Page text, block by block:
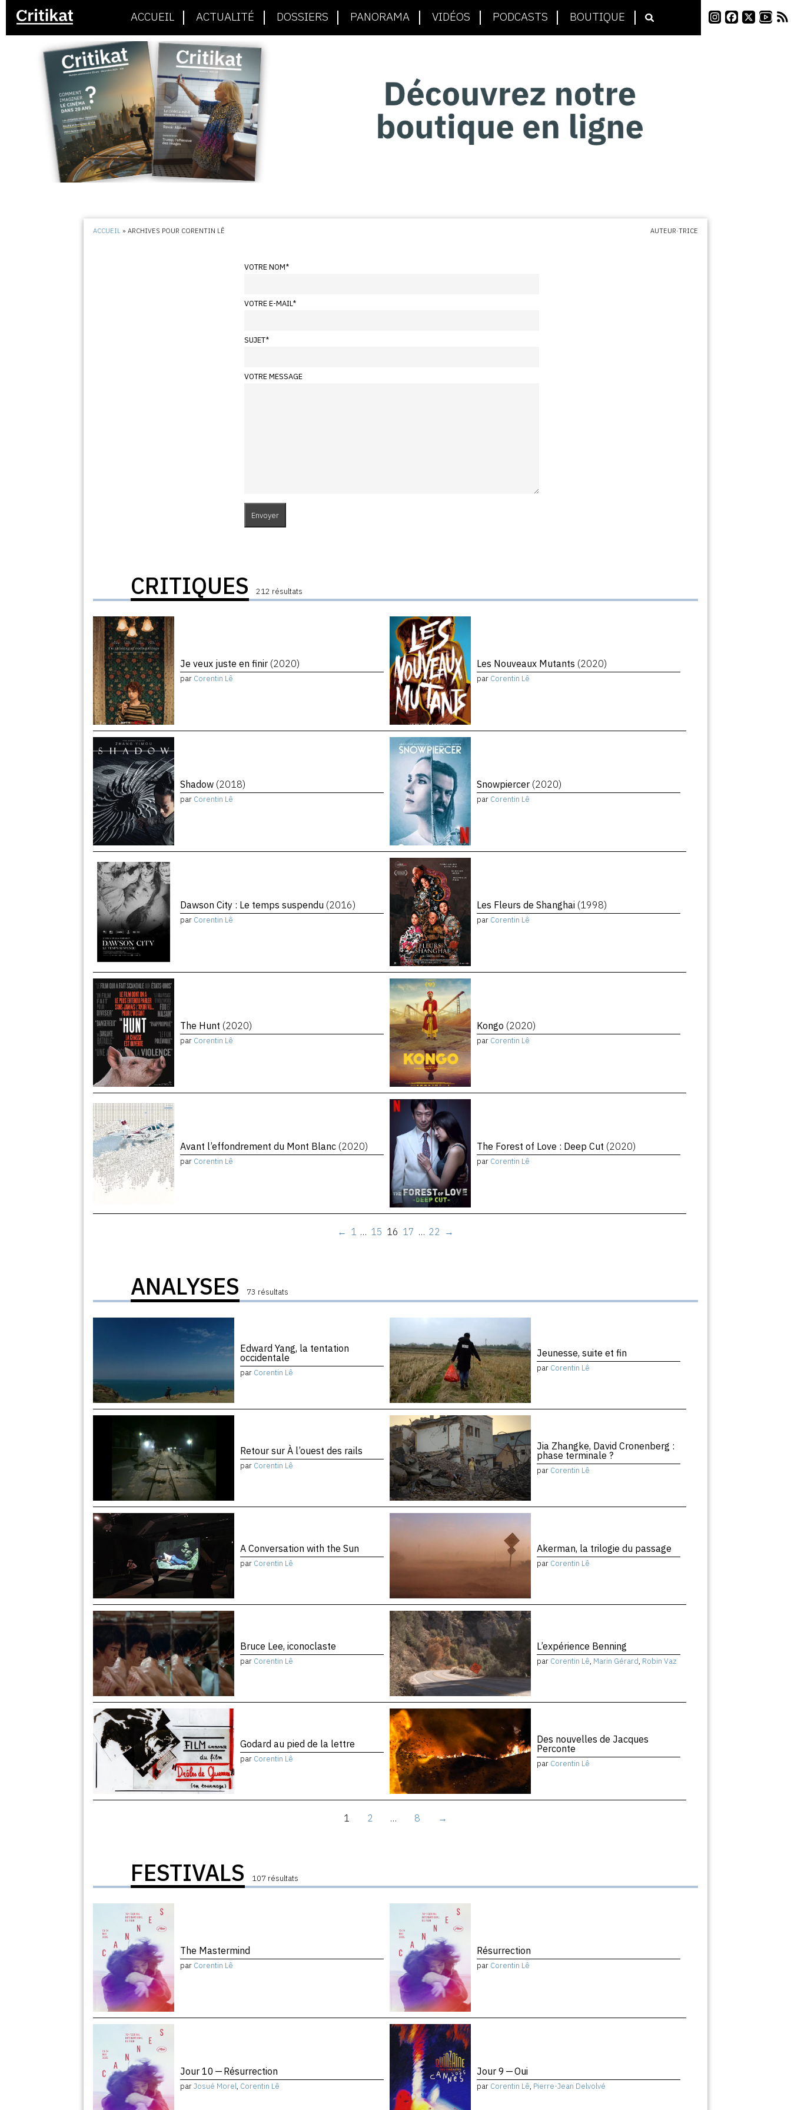
ACCUEIL ACTUALITÉ DOSSIERS PANORAMA VIDÉOS PODCASTS BOUTIQUE
ACCUEIL »ARCHIVES POUR CORENTIN LÊ AUTEUR·TRICE
VOTRE NOM*
VOTRE E-MAIL*
SUJET*
VOTRE MESSAGE
CRITIQUES 212 résultats
Je veux juste en finir (2020)
par Corentin Lê
Les Nouveaux Mutants (2020)
par Corentin Lê
Shadow (2018)
par Corentin Lê
Snowpiercer (2020)
par Corentin Lê
Dawson City : Le temps suspendu (2016)
par Corentin Lê
Les Fleurs de Shanghai (1998)
par Corentin Lê
The Hunt (2020)
par Corentin Lê
Kongo (2020)
par Corentin Lê
Avant l’effondrement du Mont Blanc (2020)
par Corentin Lê
The Forest of Love : Deep Cut (2020)
par Corentin Lê
← 1 … 15 16 17 … 22 →
ANALYSES 73 résultats
Edward Yang, la tentation
occidentale
par Corentin Lê
Jeunesse, suite et fin
par Corentin Lê
Retour sur À l’ouest des rails
par Corentin Lê
Jia Zhangke, David Cronenberg :
phase terminale ?
par Corentin Lê
A Conversation with the Sun
par Corentin Lê
Akerman, la trilogie du passage
par Corentin Lê
Bruce Lee, iconoclaste
par Corentin Lê
L’expérience Benning
par Corentin Lê, Marin Gérard, Robin Vaz
Godard au pied de la lettre
par Corentin Lê
Des nouvelles de Jacques
Perconte
par Corentin Lê
1 2 … 8 →
FESTIVALS 107 résultats
The Mastermind
par Corentin Lê
Résurrection
par Corentin Lê
Jour 10 — Résurrection
parJosué Morel, Corentin Lê
Jour 9 — Oui
par Corentin Lê, Pierre-Jean Delvolvé